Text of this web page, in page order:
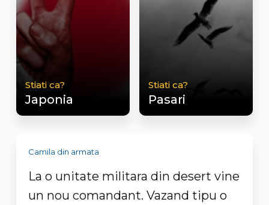
Stiati ca?
Japonia
Stiati ca?
Pasari
Camila din armata
La o unitate militara din desert vine
un nou comandant. Vazand tipu o